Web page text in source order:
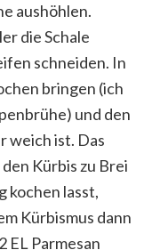
aushöhlen.
die Schale
schneiden. In
bringen (ich
und den
weich ist. Das
Kürbis zu Brei
kochen lasst,
Kürbismus dann
EL Parmesan